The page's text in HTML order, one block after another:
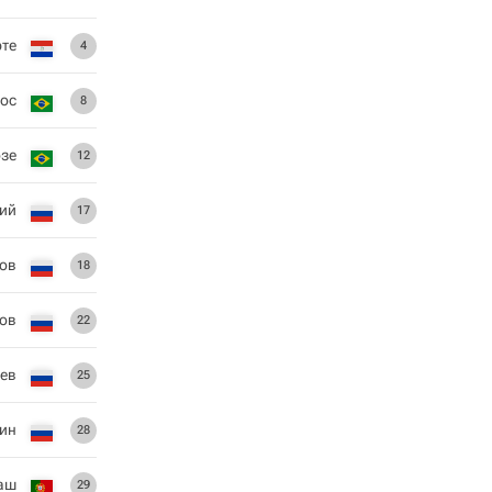
4
8
12
17
18
22
25
28
29